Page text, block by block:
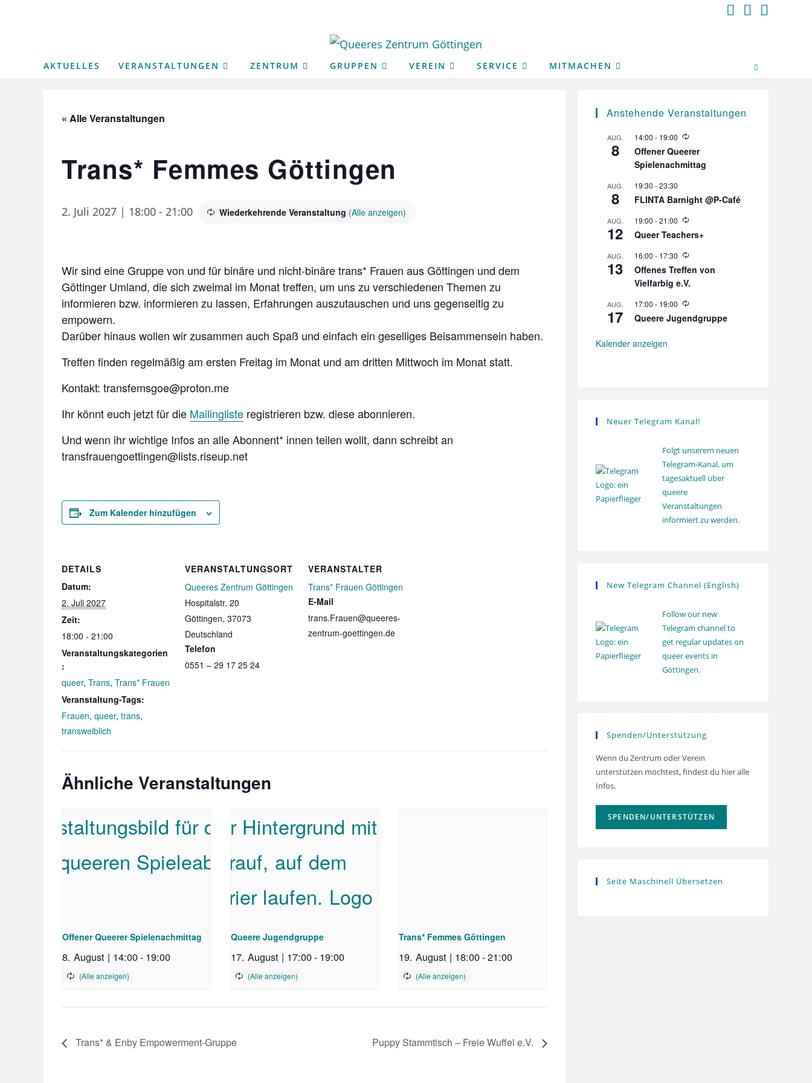
AKTUELLES VERANSTALTUNGEN ZENTRUM GRUPPEN VEREIN SERVICE MITMACHEN
« Alle Veranstaltungen
Trans* Femmes Göttingen
2. Juli 2027 | 18:00 - 21:00 Wiederkehrende Veranstaltung (Alle anzeigen)
Wir sind eine Gruppe von und für binäre und nicht-binäre trans* Frauen aus Göttingen und dem
Göttinger Umland, die sich zweimal im Monat treffen, um uns zu verschiedenen Themen zu
informieren bzw. informieren zu lassen, Erfahrungen auszutauschen und uns gegenseitig zu
empowern.
Darüber hinaus wollen wir zusammen auch Spaß und einfach ein geselliges Beisammensein haben.
Treffen finden regelmäßig am ersten Freitag im Monat und am dritten Mittwoch im Monat statt.
Kontakt: transfemsgoe@proton.me
Ihr könnt euch jetzt für die Mailingliste registrieren bzw. diese abonnieren.
Und wenn ihr wichtige Infos an alle Abonnent* innen teilen wollt, dann schreibt an
transfrauengoettingen@lists.riseup.net
Zum Kalender hinzufügen
DETAILS
Datum:
2. Juli 2027
Zeit:
18:00 - 21:00
Veranstaltungskategorien
:
queer, Trans, Trans* Frauen
Veranstaltung-Tags:
Frauen, queer, trans,
transweiblich
VERANSTALTUNGSORT
Queeres Zentrum Göttingen
Hospitalstr. 20
Göttingen, 37073
Deutschland
Telefon
0551 – 29 17 25 24
VERANSTALTER
Trans* Frauen Göttingen
E-Mail
trans.Frauen@queeres-
zentrum-goettingen.de
Ähnliche Veranstaltungen
Offener Queerer Spielenachmittag
8. August | 14:00- 19:00
Queere Jugendgruppe
17. August | 17:00- 19:00
Trans* Femmes Göttingen
19. August | 18:00-21:00
Trans* & Enby Empowerment-Gruppe Puppy Stammtisch – Freie Wuffel e.V.
Anstehende Veranstaltungen
AUG.
8
14:00 - 19:00
W
e
d
o
u
n
Offener Queerer
Spielenachmittag
AUG.
8
19:30 -23:30
FLINTA Barnight @P-Café
AUG.
12
19:00 -21:00
W
e
e
r
o
u
n
Queer Teachers+
AUG.
13
16:00 - 17:30
W
e
d
r
o
Offenes Treffen von
Vielfarbig e.V.
AUG.
17
17:00 - 19:00
W
e
Queere Jugendgruppe
Kalender anzeigen
Neuer Telegram Kanal!
Folgt unserem neuen
Telegram-Kanal, um
tagesaktuell über
queere
Veranstaltungen
informiert zu werden.
New Telegram Channel (English)
Follow our new
Telegram channel to
get regular updates on
queer events in
Göttingen.
Spenden/Unterstützung
Wenn du Zentrum oder Verein
unterstützen möchtest, findest du hier alle
Infos.
SPENDEN/UNTERSTÜTZEN
Seite Maschinell Übersetzen